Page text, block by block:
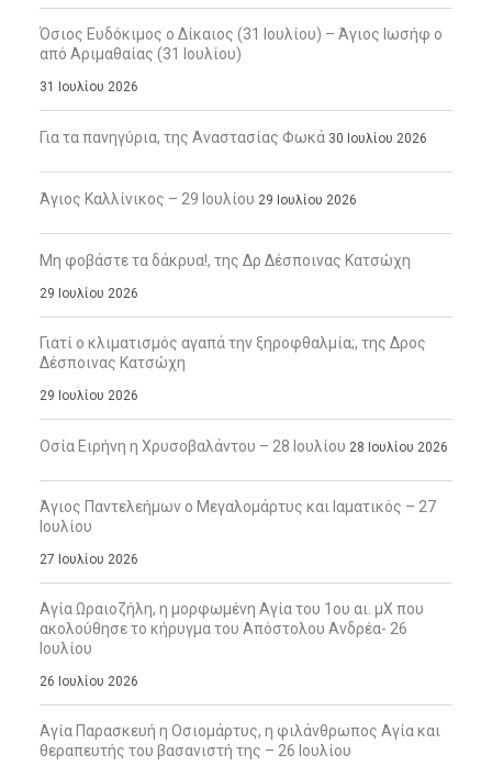
Όσιος Ευδόκιμος ο Δίκαιος (31 Ιουλίου) – Άγιος Ιωσήφ ο
από Αριμαθαίας (31 Ιουλίου)
31 Ιουλίου 2026
Για τα πανηγύρια, της Αναστασίας Φωκά 30 Ιουλίου 2026
Άγιος Καλλίνικος – 29 Ιουλίου 29 Ιουλίου 2026
Μη φοβάστε τα δάκρυα!, της Δρ Δέσποινας Κατσώχη
29 Ιουλίου 2026
Γιατί ο κλιματισμός αγαπά την ξηροφθαλμία;, της Δρος
Δέσποινας Κατσώχη
29 Ιουλίου 2026
Οσία Ειρήνη η Χρυσοβαλάντου – 28 Ιουλίου 28 Ιουλίου 2026
Άγιος Παντελεήμων ο Μεγαλομάρτυς και Ιαματικός – 27
Ιουλίου
27 Ιουλίου 2026
Αγία Ωραιοζήλη, η μορφωμένη Αγία του 1ου αι. μΧ που
ακολούθησε το κήρυγμα του Απόστολου Ανδρέα- 26
Ιουλίου
26 Ιουλίου 2026
Αγία Παρασκευή η Οσιομάρτυς, η φιλάνθρωπος Αγία και
θεραπευτής του βασανιστή της – 26 Ιουλίου